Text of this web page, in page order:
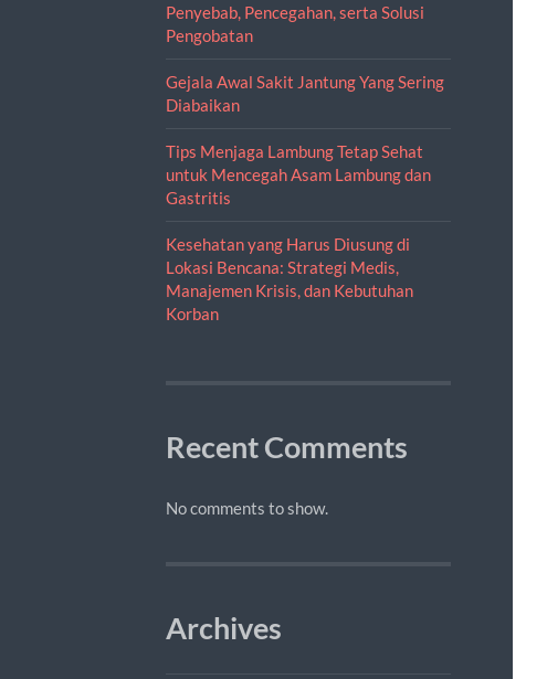
Penyebab, Pencegahan, serta Solusi
Pengobatan
Gejala Awal Sakit Jantung Yang Sering
Diabaikan
Tips Menjaga Lambung Tetap Sehat
untuk Mencegah Asam Lambung dan
Gastritis
Kesehatan yang Harus Diusung di
Lokasi Bencana: Strategi Medis,
Manajemen Krisis, dan Kebutuhan
Korban
Recent Comments
No comments to show.
Archives